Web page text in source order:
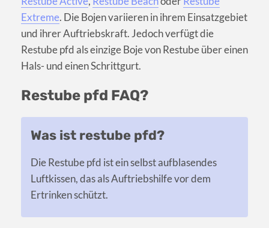
Extreme. Die Bojen variieren in ihrem Einsatzgebiet
und ihrer Auftriebskraft. Jedoch verfügt die
Restube pfd als einzige Boje von Restube über einen
Hals- und einen Schrittgurt.
Restube pfd FAQ?
Was ist restube pfd?
Die Restube pfd ist ein selbst aufblasendes
Luftkissen, das als Auftriebshilfe vor dem
Ertrinken schützt.